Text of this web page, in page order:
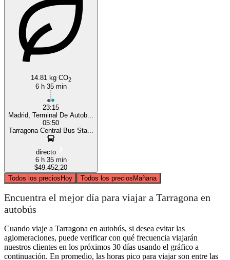
14.81 kg CO2
6 h 35 min
23:15
Madrid, Terminal De Autob...
05:50
Tarragona Central Bus Sta...
directo
6 h 35 min
$49.452,20
Todos los preciosHoy Todos los preciosMañana
Encuentra el mejor día para viajar a Tarragona en
autobús
Cuando viaje a Tarragona en autobús, si desea evitar las
aglomeraciones, puede verificar con qué frecuencia viajarán
nuestros clientes en los próximos 30 días usando el gráfico a
continuación. En promedio, las horas pico para viajar son entre las